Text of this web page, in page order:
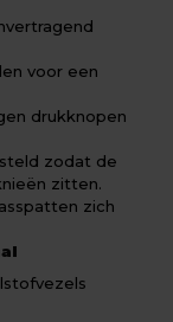
voor een
drukknopen
zodat de
zitten.
zich